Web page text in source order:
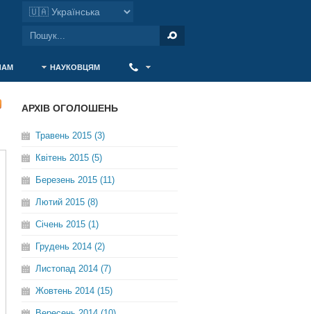
НАУКОВЦЯМ
АРХІВ ОГОЛОШЕНЬ
Травень 2015 (3)
Квітень 2015 (5)
Березень 2015 (11)
Лютий 2015 (8)
Січень 2015 (1)
Грудень 2014 (2)
Листопад 2014 (7)
Жовтень 2014 (15)